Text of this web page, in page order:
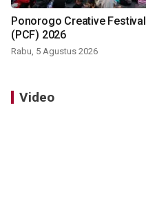
Ponorogo Creative Festival
(PCF) 2026
Rabu, 5 Agustus 2026
Video